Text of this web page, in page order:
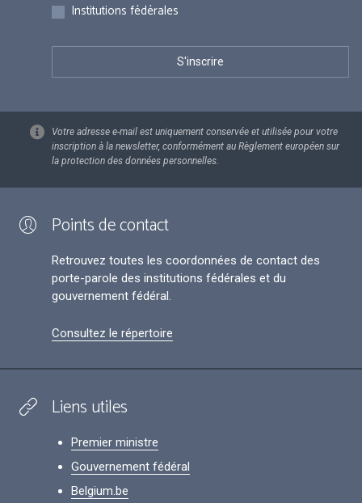
Institutions fédérales
Votre adresse e-mail est uniquement conservée et utilisée pour votre
inscription à la newsletter, conformément au Règlement européen sur
la protection des données personnelles.
Points de contact
Retrouvez toutes les coordonnées de contact des
porte-parole des institutions fédérales et du
gouvernement fédéral.
Consultez le répertoire
Liens utiles
Premier ministre
Gouvernement fédéral
Belgium.be